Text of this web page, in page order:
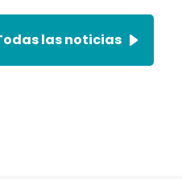
las noticias